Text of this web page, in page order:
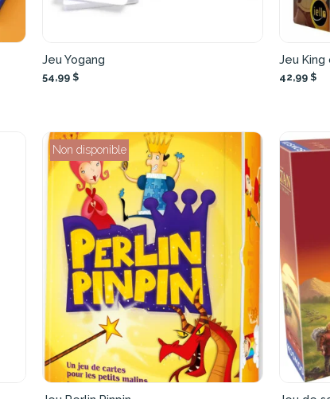
Jeu Yogang
54,99 $
Jeu King
42,99 $
Non disponible